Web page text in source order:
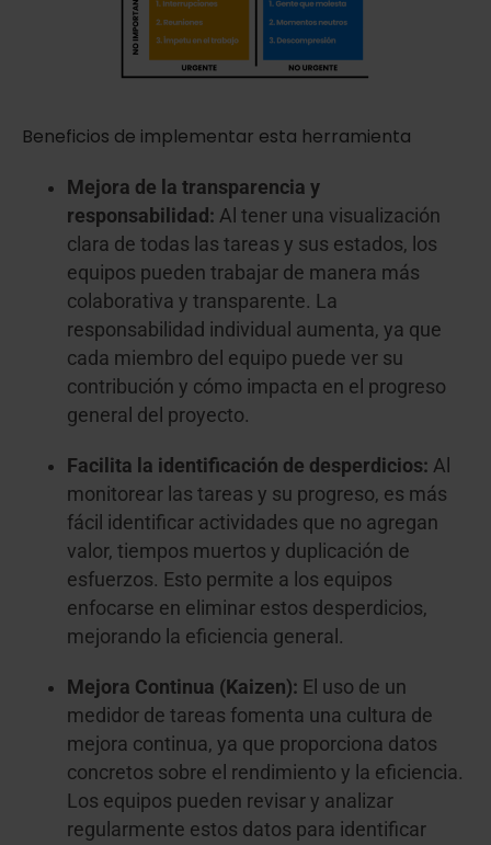
Beneficios de implementar esta herramienta
Mejora de la transparencia y
responsabilidad: Al tener una visualización
clara de todas las tareas y sus estados, los
equipos pueden trabajar de manera más
colaborativa y transparente. La
responsabilidad individual aumenta, ya que
cada miembro del equipo puede ver su
contribución y cómo impacta en el progreso
general del proyecto.
Facilita la identificación de desperdicios: Al
monitorear las tareas y su progreso, es más
fácil identificar actividades que no agregan
valor, tiempos muertos y duplicación de
esfuerzos. Esto permite a los equipos
enfocarse en eliminar estos desperdicios,
mejorando la eficiencia general.
Mejora Continua (Kaizen): El uso de un
medidor de tareas fomenta una cultura de
mejora continua, ya que proporciona datos
concretos sobre el rendimiento y la eficiencia.
Los equipos pueden revisar y analizar
regularmente estos datos para identificar